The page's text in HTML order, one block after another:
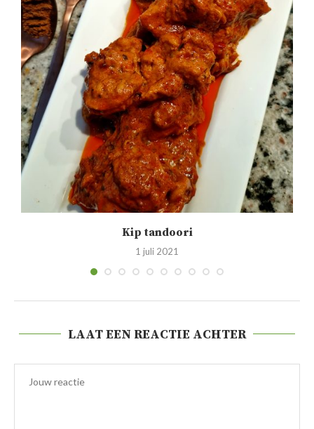
Kip tandoori
1 juli 2021
LAAT EEN REACTIE ACHTER